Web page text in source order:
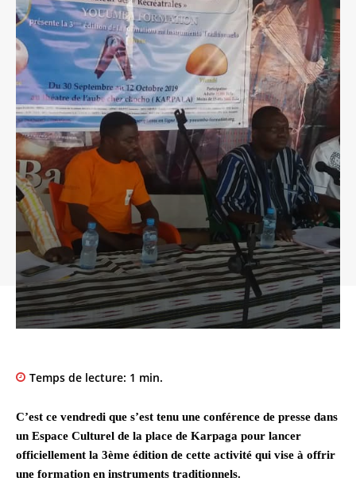
Temps de lecture: 1 min.
C’est ce vendredi que s’est tenu une conférence de presse dans
un Espace Culturel de la place de Karpaga pour lancer
officiellement la 3ème édition de cette activité qui vise à offrir
une formation en instruments traditionnels.